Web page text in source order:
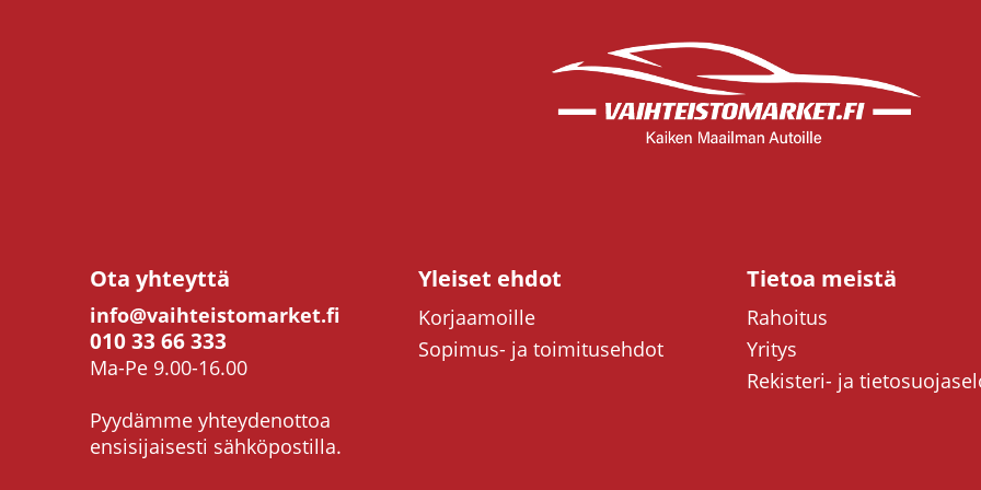
Ota yhteyttä
info@vaihteistomarket.fi
010 33 66 333
Ma-Pe 9.00-16.00
Pyydämme yhteydenottoa
ensisijaisesti sähköpostilla.
Yleiset ehdot
Korjaamoille
Sopimus- ja toimitusehdot
Tietoa meistä
Rahoitus
Yritys
Rekisteri- ja